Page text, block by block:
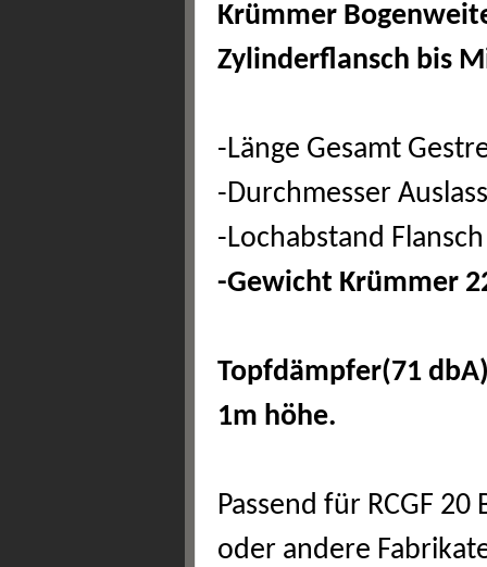
Krümmer
Zylinderflansch bis
-Länge Gesamt
-Durchmesser
-Lochabstand
-Gewicht Krümmer
Topfdämpfer(71
1m höhe.
Passend für RCGF 20
oder andere